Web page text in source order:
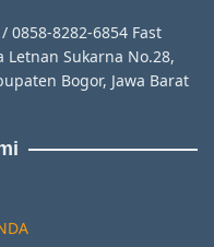
0858-8282-6854 Fast
Letnan Sukarna No.28,
Bogor, Jawa Barat